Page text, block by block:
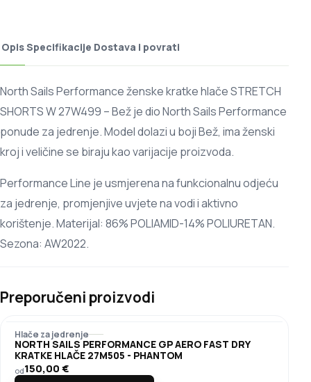
OpisSpecifikacije Dostava i povrati
North Sails Performance ženske kratke hlače STRETCH
SHORTS W 27W499 – Bež je dio North Sails Performance
ponude za jedrenje. Model dolazi u boji Bež, ima ženski
kroj i veličine se biraju kao varijacije proizvoda.
Performance Line je usmjerena na funkcionalnu odjeću
za jedrenje, promjenjive uvjete na vodi i aktivno
korištenje. Materijal: 86% POLIAMID-14% POLIURETAN.
Sezona: AW2022.
Preporučeni proizvodi
Hlače za jedrenje
NORTH SAILS PERFORMANCE GP AERO FAST DRY
KRATKE HLAČE 27M505 - PHANTOM
od150,00€